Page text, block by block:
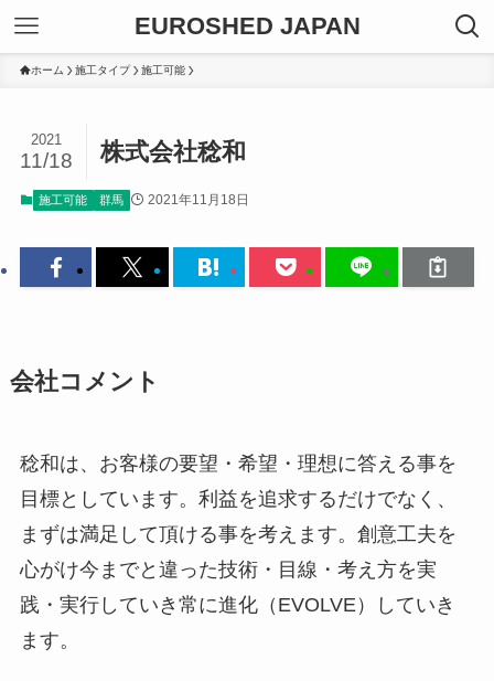
EUROSHED JAPAN
ホーム 施工タイプ 施工可能
株式会社稔和
2021
11/18
施工可能 群馬 2021年11月18日
会社コメント
稔和は、お客様の要望・希望・理想に答える事を
目標としています。利益を追求するだけでなく、
まずは満足して頂ける事を考えます。創意工夫を
心がけ今までと違った技術・目線・考え方を実
践・実行していき常に進化（EVOLVE）していき
ます。